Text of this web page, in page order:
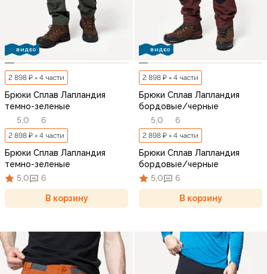
ВИДЕО
2 898 ₽ × 4 части
Брюки Сплав Лапландия
темно-зеленые
5,0
6
2 898 ₽ × 4 части
Брюки Сплав Лапландия
темно-зеленые
5,0
6
В корзину
ВИДЕО
2 898 ₽ × 4 части
Брюки Сплав Лапландия
бордовые/черные
5,0
6
2 898 ₽ × 4 части
Брюки Сплав Лапландия
бордовые/черные
5,0
6
В корзину